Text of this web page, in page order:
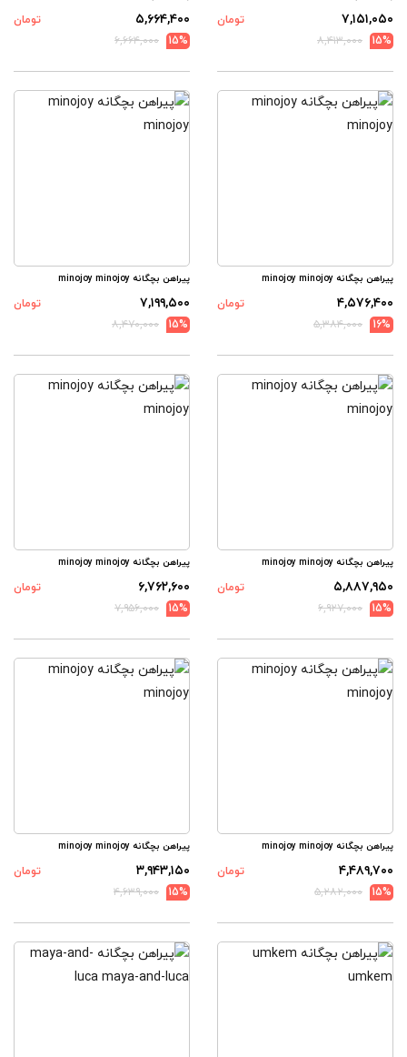
۷,۱۵۱,۰۵۰
تومان
15%
۸,۴۱۳,۰۰۰
۵,۶۶۴,۴۰۰
تومان
15%
۶,۶۶۴,۰۰۰
پیراهن بچگانه minojoy minojoy
۴,۵۷۶,۴۰۰
تومان
16%
۵,۳۸۴,۰۰۰
پیراهن بچگانه minojoy minojoy
۷,۱۹۹,۵۰۰
تومان
15%
۸,۴۷۰,۰۰۰
پیراهن بچگانه minojoy minojoy
۵,۸۸۷,۹۵۰
تومان
15%
۶,۹۲۷,۰۰۰
پیراهن بچگانه minojoy minojoy
۶,۷۶۲,۶۰۰
تومان
15%
۷,۹۵۶,۰۰۰
پیراهن بچگانه minojoy minojoy
۴,۴۸۹,۷۰۰
تومان
15%
۵,۲۸۲,۰۰۰
پیراهن بچگانه minojoy minojoy
۳,۹۴۳,۱۵۰
تومان
15%
۴,۶۳۹,۰۰۰